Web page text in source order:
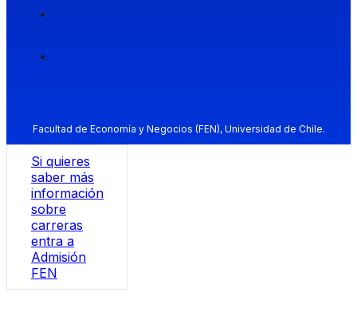
Facultad de Economía y Negocios (FEN), Universidad de Chile.
Si quieres
saber más
información
sobre
carreras
entra a
Admisión
FEN